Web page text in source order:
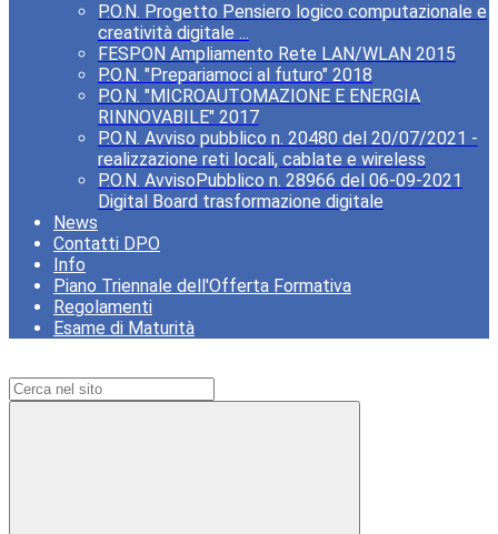
P.O.N. Progetto Pensiero logico computazionale e
creatività digitale ...
FESPON Ampliamento Rete LAN/WLAN 2015
P.O.N. "Prepariamoci al futuro" 2018
P.O.N. "MICROAUTOMAZIONE E ENERGIA
RINNOVABILE" 2017
P.O.N. Avviso pubblico n. 20480 del 20/07/2021 -
realizzazione reti locali, cablate e wireless
P.O.N. AvvisoPubblico n. 28966 del 06-09-2021
Digital Board trasformazione digitale
News
Contatti DPO
Info
Piano Triennale dell'Offerta Formativa
Regolamenti
Esame di Maturità